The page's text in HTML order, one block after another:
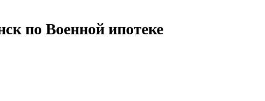
по Военной ипотеке